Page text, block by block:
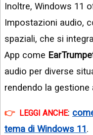
Inoltre, Windows 11
Impostazioni audio,
spaziali, che si
App come
audio per diverse
rendendo la gestione
LEGGI ANCHE:
tema di Windows 11.